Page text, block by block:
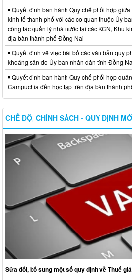
Quyết định ban hành Quy chế phối hợp giữa
kinh tế thành phố với các cơ quan thuộc Ủy
công tác quản lý nhà nước tại các KCN, Khu
địa bàn thành phố Đồng Nai
Quyết định về việc bãi bỏ các văn bản quy
khoáng sản do Ủy ban nhân dân tỉnh Đồng
Quyết định ban hành Quy chế phối hợp
Campuchia đến học tập trên địa bàn thành
CHẾ ĐỘ, CHÍNH SÁCH - QUY ĐỊNH
Sửa đổi, bổ sung một số quy định về Thuế